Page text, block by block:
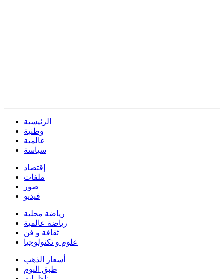
الرئيسية
وطنية
عالمية
سياسة
إقتصاد
ملفات
صور
فيديو
رياضة محلية
رياضة عالمية
ثقافة و فن
علوم و تكنولوجيا
أسعار الذهب
طبق اليوم